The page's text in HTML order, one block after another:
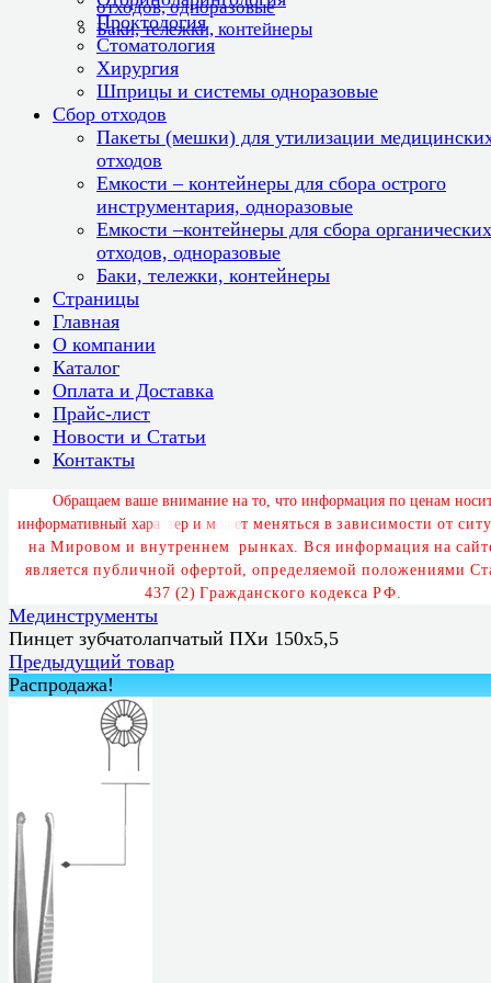
отходов, одноразовые
Баки, тележки, контейнеры
Проктология
Стоматология
Хирургия
Шприцы и системы одноразовые
Сбор отходов
Пакеты (мешки) для утилизации
отходов
Емкости – контейнеры для сбора острого
инструментария, одноразовые
Емкости –контейнеры для сбора органических
отходов, одноразовые
Баки, тележки, контейнеры
Страницы
Главная
О компании
Каталог
Оплата и Доставка
Прайс-лист
Новости и Статьи
Контакты
Обращаем ваше внимание на то, что информация по ценам носи
нформативный х аракт ер и мож т м еняться в за висимости о т ситуа
Мировом и в нутреннем р ынках. В ся и нформация н а с айте
является публичной офертой, определяемой положениями Ст
437 (2) Гражданского кодекса РФ.
Мединструменты
Пинцет зубчатолапчатый ПХи 150х5,5
Предыдущий товар
Распродажа!